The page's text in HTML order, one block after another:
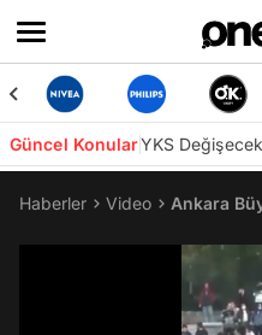
Güncel KonularYKS
Haberler Video Ankara